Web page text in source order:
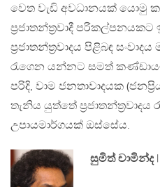
වෙත වැඩි අවධානයක් යොමු
ප්‍රජාතන්ත්‍රවාදී
ප්‍රජාතන්ත්‍රවාදය පිළිබඳ
රැගෙන යන්නට සමත්
පරිදි, වාම ජනතාවාදයක
තැනිය යුත්තේ
උපායමාර්ගයක් ඔස්සේය.
සුමිත් චාමින්ද|